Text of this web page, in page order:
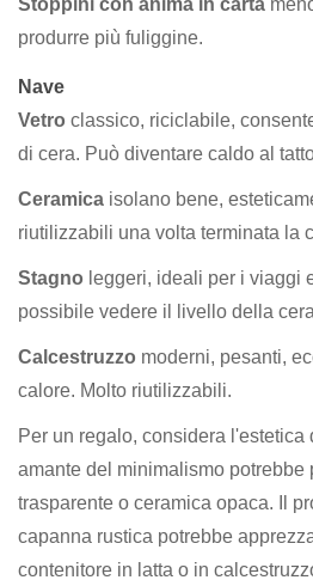
produrre più fuliggine.
Nave
Vetro classico, riciclabile,
di cera. Può diventare caldo al
Ceramica isolano bene,
riutilizzabili una volta terminata la
Stagno leggeri, ideali per i viaggi
possibile vedere il livello della
Calcestruzzo moderni, pesanti,
calore. Molto riutilizzabili.
Per un regalo, considera l'estetica
amante del minimalismo potrebbe
trasparente o ceramica opaca. Il
capanna rustica potrebbe
contenitore in latta o in